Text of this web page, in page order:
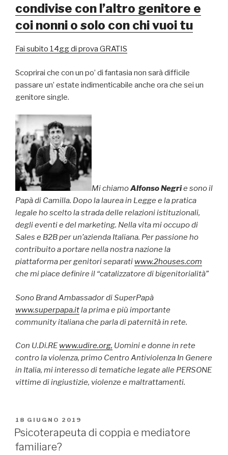
condivise con l’altro genitore e
coi nonni o solo con chi vuoi tu
Fai subito 14gg di prova GRATIS
Scoprirai che con un po’ di fantasia non sarà difficile
passare un’ estate indimenticabile anche ora che sei un
genitore single.
Mi chiamoAlfonso Negrie sono il
Papà di Camilla. Dopo la laurea in Legge e la pratica
legale ho scelto la strada delle relazioni istituzionali,
degli eventi e del marketing. Nella vita mi occupo di
Sales e B2B per un’azienda Italiana. Per passione ho
contribuito a portare nella nostra nazione la
piattaforma per genitori separati www.2houses.com
che mi piace definire il “catalizzatore di bigenitorialità”
Sono Brand Ambassador di SuperPapà
www.superpapa.itla prima e più importante
community italiana che parla di paternità in rete.
Con U.Di.REwww.udire.org, Uomini e donne in rete
contro la violenza, primo Centro Antiviolenza In Genere
in Italia, mi interesso di tematiche legate alle PERSONE
vittime di ingiustizie, violenze e maltrattamenti.
PUBBLICATO
IL
18 GIUGNO 2019
Psicoterapeuta di coppia e mediatore
familiare?